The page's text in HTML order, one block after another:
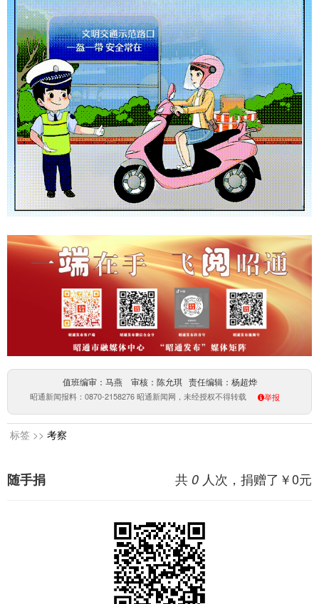
值班编审：马燕 审核：陈允琪 责任编辑：杨超烨
昭通新闻报料：0870-2158276 昭通新闻网，未经授权不得转载 举报
标签 >> 考察
共 0 人次，捐赠了￥0元
随手捐